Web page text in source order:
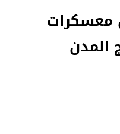
أربعة منتسبين بشرطة النجف
من كارثة بيئية تهدد أهوار
من خارج العراق
معسكرات
المدن